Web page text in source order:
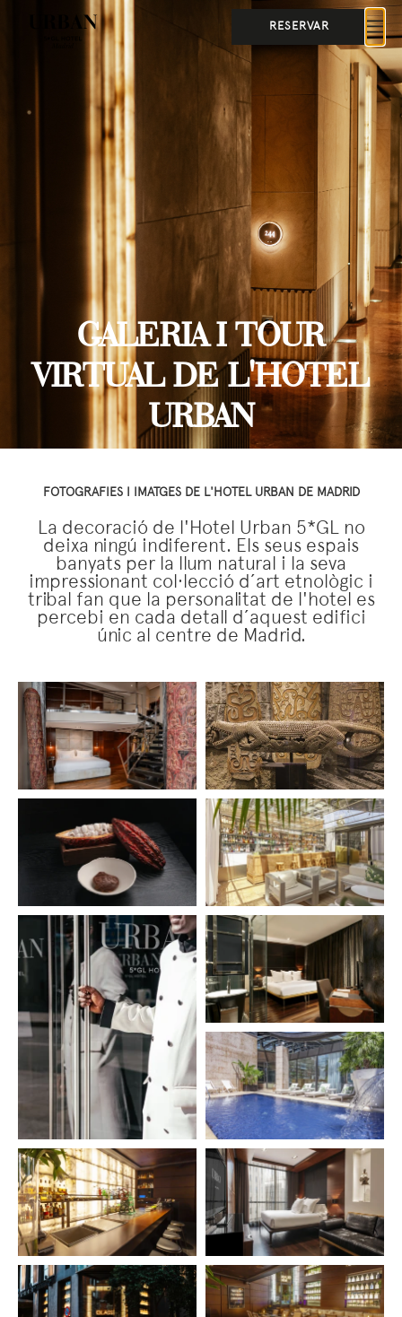
RESERVAR
GALERIA I TOUR
VIRTUAL DE L'HOTEL
URBAN
FOTOGRAFIES I IMATGES DE L'HOTEL URBAN DE MADRID
La decoració de l'Hotel Urban 5*GL no
deixa ningú indiferent. Els seus espais
banyats per la llum natural i la seva
impressionant col·lecció d’art etnològic i
tribal fan que la personalitat de l'hotel es
percebi en cada detall d’aquest edifici
únic al centre de Madrid.